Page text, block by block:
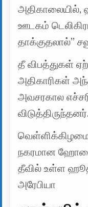
ஊடகம்
தாக்குதலால்”
தீ விபத்துகள்
அதிகாரிகள்
அவசரகால
விடுத்திருந்தனர்.
நகரமான
தீவில் உள்ள
அரேபியா